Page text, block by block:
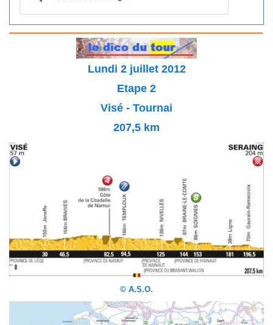
Lundi 2 juillet 2012
Etape 2
Visé - Tournai
207,5 km
© A.S.O.